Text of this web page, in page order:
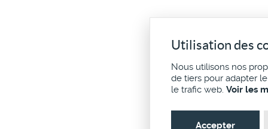
Utilisation des
Nous utilisons nos
de tiers pour adapter
le trafic web. Voir les
Accepter